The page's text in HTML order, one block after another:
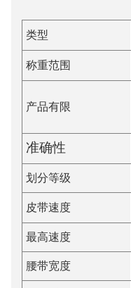
类型
称重范围
产品有限
准确性
划分等级
皮带速度
最高速度
腰带宽度